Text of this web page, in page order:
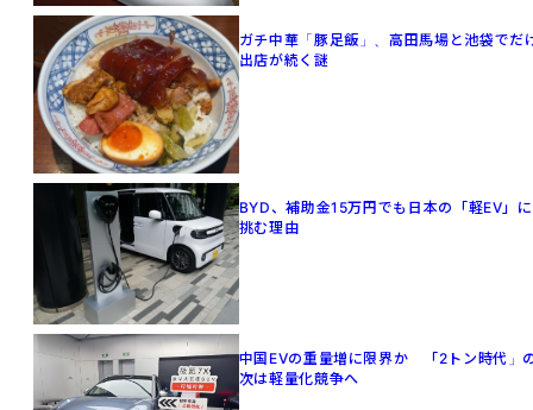
ガチ中華「豚足飯」、高田馬場と池袋でだ
出店が続く謎
BYD、補助金15万円でも日本の「軽EV」に
挑む理由
中国EVの重量増に限界か 「2トン時代」
次は軽量化競争へ